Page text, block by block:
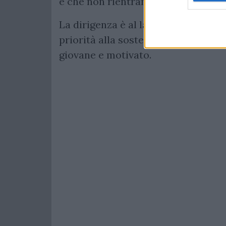
La dirigenza è al lavoro per
priorità alla sostenibilità
giovane e motivato.